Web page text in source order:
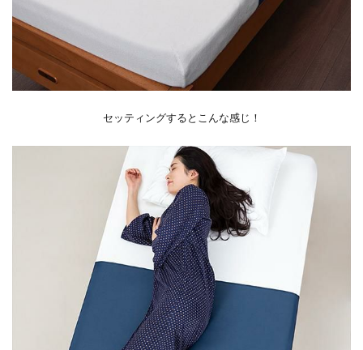
5.1
ブラ
ン
ド・
キー
セッティングするとこんな感じ！